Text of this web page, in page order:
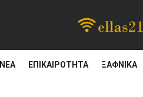
ΕΠΙΚΑΙΡΌΤΗΤΑ ΞΑΦΝΙΚΑ